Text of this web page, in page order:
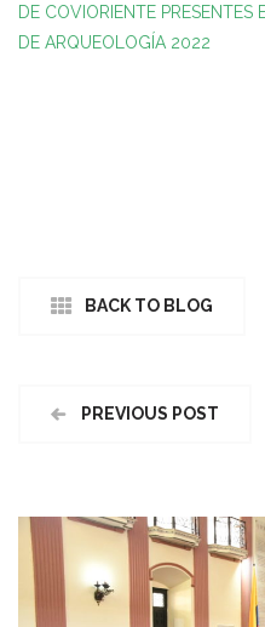
DE COVIORIENTE
DE ARQUEOLOGÍA 2022
BACK TO BLOG
PREVIOUS POST